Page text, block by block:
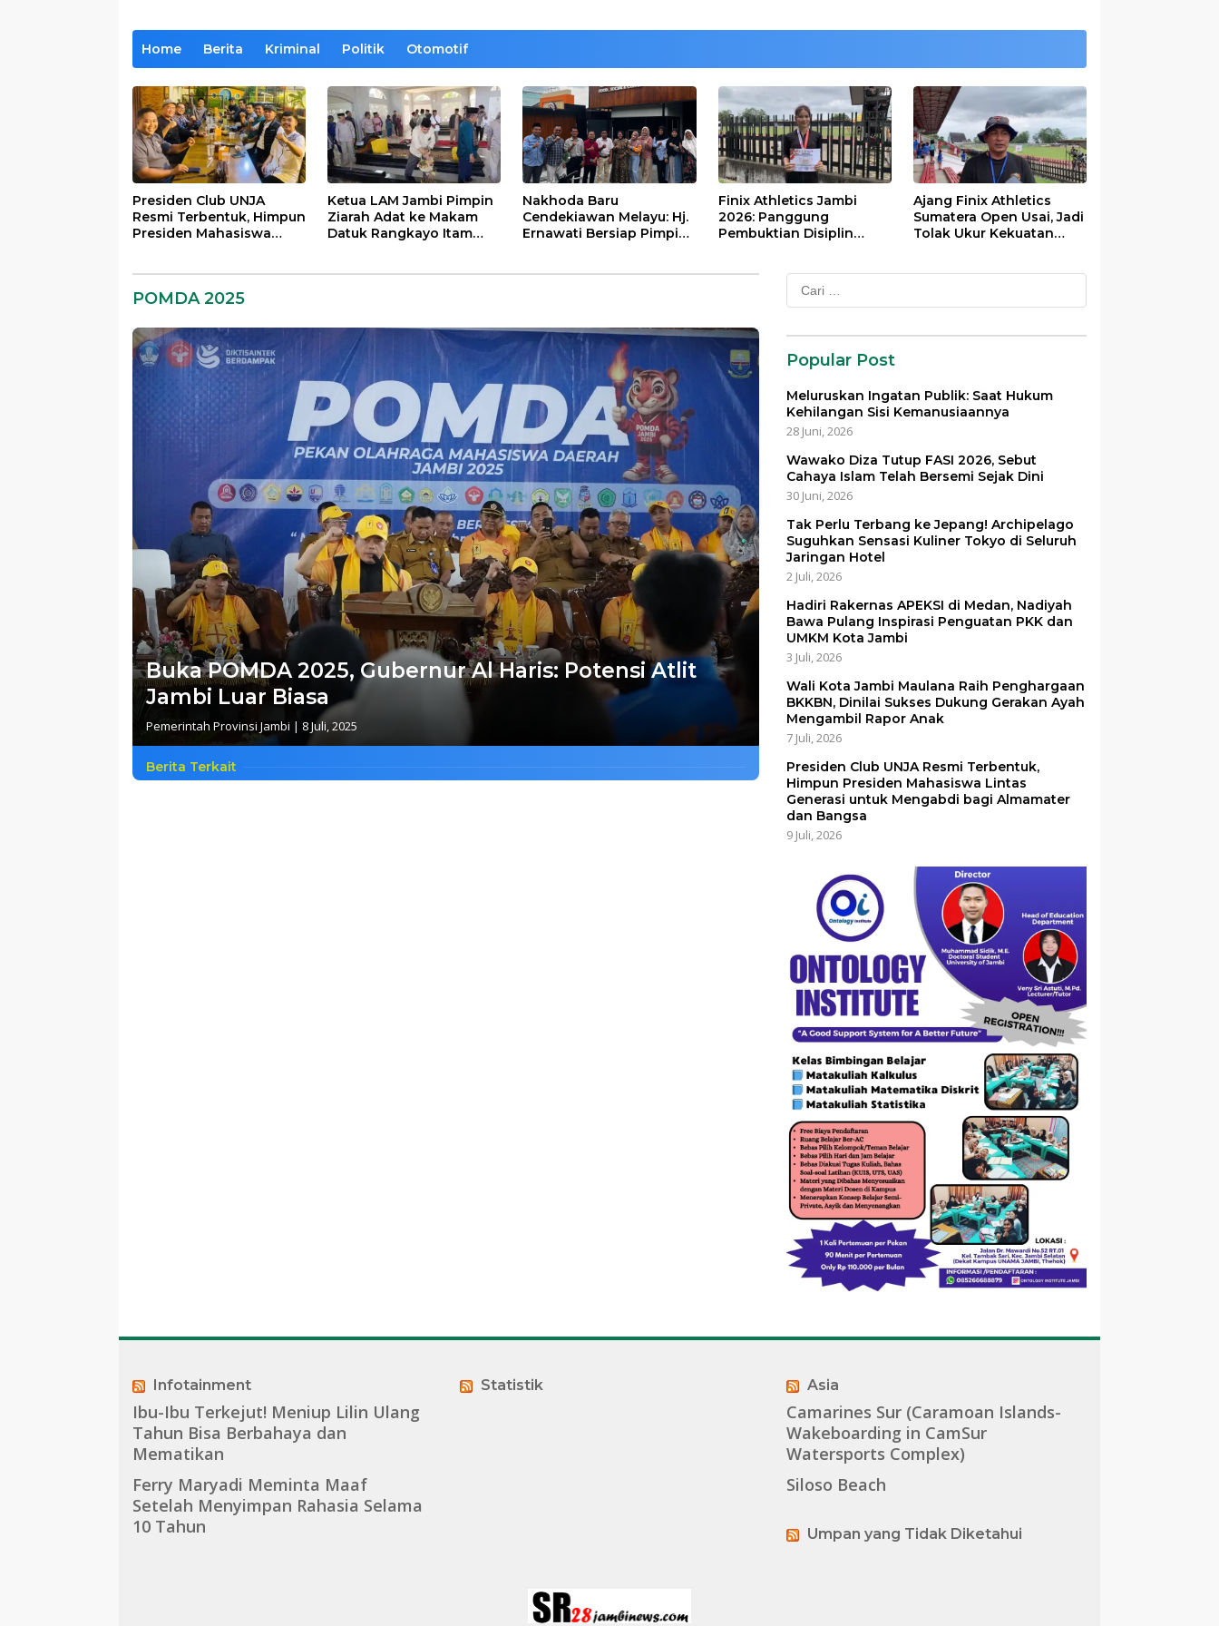
Home Berita Kriminal Politik Otomotif
Presiden Club UNJA
Resmi Terbentuk, Himpun
Presiden Mahasiswa
Ketua LAM Jambi Pimpin
Ziarah Adat ke Makam
Datuk Rangkayo Itam
Nakhoda Baru
Cendekiawan Melayu: Hj.
Ernawati Bersiap Pimpin
Finix Athletics Jambi
2026: Panggung
Pembuktian Disiplin
Ajang Finix Athletics
Sumatera Open Usai, Jadi
Tolak Ukur Kekuatan
POMDA 2025
Buka POMDA 2025, Gubernur Al Haris: Potensi Atlit
Jambi Luar Biasa
Pemerintah Provinsi Jambi | 8 Juli, 2025
Berita Terkait
Cari
untuk:
Popular Post
Meluruskan Ingatan Publik: Saat Hukum
Kehilangan Sisi Kemanusiaannya
28 Juni, 2026
Wawako Diza Tutup FASI 2026, Sebut
Cahaya Islam Telah Bersemi Sejak Dini
30 Juni, 2026
Tak Perlu Terbang ke Jepang! Archipelago
Suguhkan Sensasi Kuliner Tokyo di Seluruh
Jaringan Hotel
2 Juli, 2026
Hadiri Rakernas APEKSI di Medan, Nadiyah
Bawa Pulang Inspirasi Penguatan PKK dan
UMKM Kota Jambi
3 Juli, 2026
Wali Kota Jambi Maulana Raih Penghargaan
BKKBN, Dinilai Sukses Dukung Gerakan Ayah
Mengambil Rapor Anak
7 Juli, 2026
Presiden Club UNJA Resmi Terbentuk,
Himpun Presiden Mahasiswa Lintas
Generasi untuk Mengabdi bagi Almamater
dan Bangsa
9 Juli, 2026
Infotainment
Ibu-Ibu Terkejut! Meniup Lilin Ulang
Tahun Bisa Berbahaya dan
Mematikan
Ferry Maryadi Meminta Maaf
Setelah Menyimpan Rahasia Selama
10 Tahun
Statistik Asia
Camarines Sur (Caramoan Islands-
Wakeboarding in CamSur
Watersports Complex)
Siloso Beach
Umpan yang Tidak Diketahui